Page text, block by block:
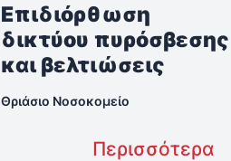
Επιδιόρθωση
δικτύου πυρόσβεσης
και βελτιώσεις
Θριάσιο Νοσοκομείο
Περισσότερα